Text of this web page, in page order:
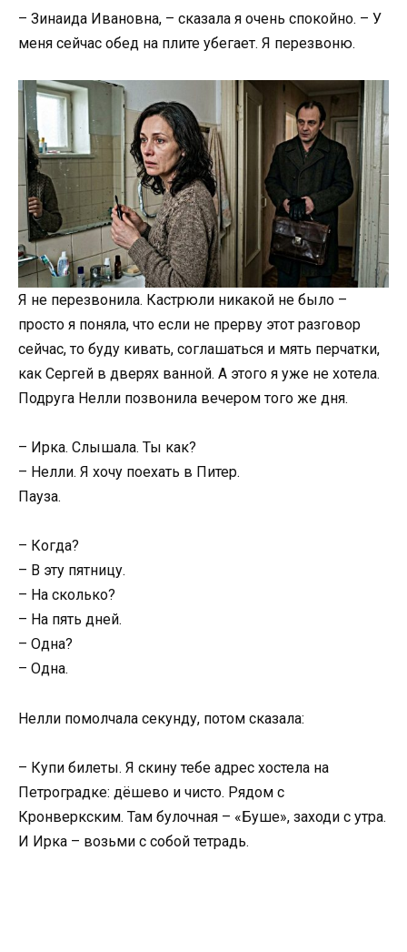
– Зинаида Ивановна, – сказала я очень спокойно. – У
меня сейчас обед на плите убегает. Я перезвоню.
Я не перезвонила. Кастрюли никакой не было –
просто я поняла, что если не прерву этот разговор
сейчас, то буду кивать, соглашаться и мять перчатки,
как Сергей в дверях ванной. А этого я уже не хотела.
Подруга Нелли позвонила вечером того же дня.
– Ирка. Слышала. Ты как?
– Нелли. Я хочу поехать в Питер.
Пауза.
– Когда?
– В эту пятницу.
– На сколько?
– На пять дней.
– Одна?
– Одна.
Нелли помолчала секунду, потом сказала:
– Купи билеты. Я скину тебе адрес хостела на
Петроградке: дёшево и чисто. Рядом с
Кронверкским. Там булочная – «Буше», заходи с утра.
И Ирка – возьми с собой тетрадь.